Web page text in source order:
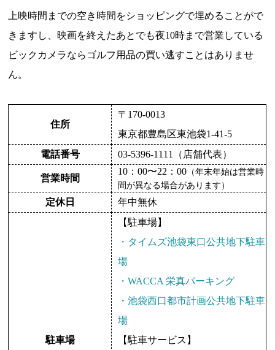
上映時間までの空き時間をショッピングで埋めることがで
きますし、映画を終えたあとでも夜10時まで営業している
ビックカメラならゴルフ用品の買い逃すことはありませ
ん。
住所
〒170-0013
東京都豊島区東池袋1-41-5
電話番号
03-5396-1111（ 店舗代表）
営業時間
10：00〜22：00 （年末年始は営業時
間が異なる場合があります）
定休日 年中無休
駐車場
【駐車場】
・タイムズ池袋東口公共地下駐車
場
・WACCA 栄真パーキング
・池袋西口都市計画公共地下駐車
場
【駐車サービス】